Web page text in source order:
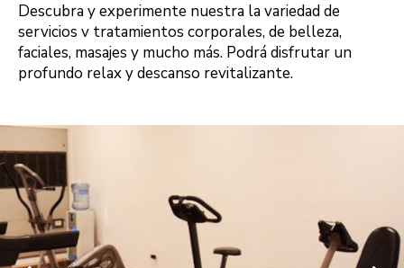
Descubra y experimente nuestra la variedad de
servicios v tratamientos corporales, de belleza,
faciales, masajes y mucho más. Podrá disfrutar un
profundo relax y descanso revitalizante.